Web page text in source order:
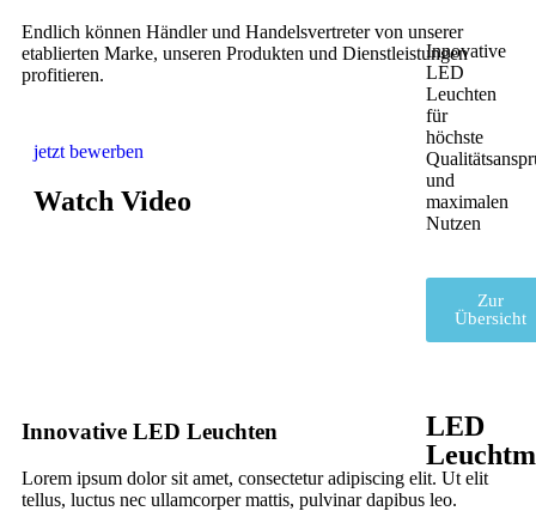
Innovative
LED
Leuchten
für
höchste
und
maximalen
Nutzen
Zur
Übersicht
LED
Endlich können Händler und Handelsvertreter von unserer
etablierten Marke, unseren Produkten und Dienstleistungen
profitieren.
jetzt bewerben
Watch Video
Innovative LED Leuchten
Lorem ipsum dolor sit amet, consectetur adipiscing elit. Ut elit
tellus, luctus nec ullamcorper mattis, pulvinar dapibus leo.